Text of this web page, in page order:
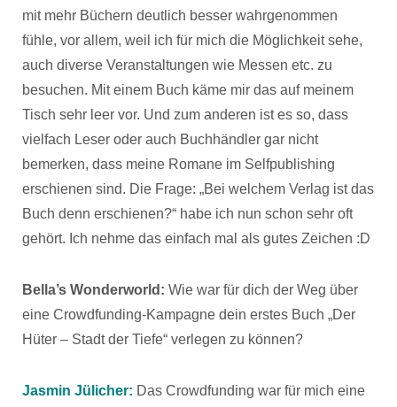
mit mehr Büchern deutlich besser wahrgenommen
fühle, vor allem, weil ich für mich die Möglichkeit sehe,
auch diverse Veranstaltungen wie Messen etc. zu
besuchen. Mit einem Buch käme mir das auf meinem
Tisch sehr leer vor. Und zum anderen ist es so, dass
vielfach Leser oder auch Buchhändler gar nicht
bemerken, dass meine Romane im Selfpublishing
erschienen sind. Die Frage: „Bei welchem Verlag ist das
Buch denn erschienen?“ habe ich nun schon sehr oft
gehört. Ich nehme das einfach mal als gutes Zeichen :D
Bella’s Wonderworld: Wie war für dich der Weg über
eine Crowdfunding-Kampagne dein erstes Buch „Der
Hüter – Stadt der Tiefe“ verlegen zu können?
Jasmin Jülicher: Das Crowdfunding war für mich eine